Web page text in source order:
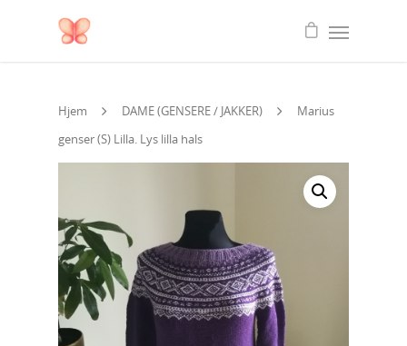
Hjem DAME (GENSERE / JAKKER)
Marius
genser (S) Lilla. Lys lilla hals